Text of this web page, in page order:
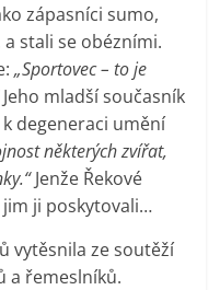
zápasníci sumo,
stali se obézními.
„Sportovec – to je
Jeho mladší současník
k degeneraci umění
některých zvířat,
Jenže Řekové
ji poskytovali…
vytěsnila ze soutěží
a řemeslníků.